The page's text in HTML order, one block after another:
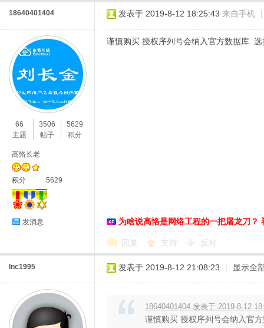
18640401404
66
主题
3506
帖子
5629
积分
高恪长老
积分 5629
发消息
发表于 2019-8-12 18:25:43 来自手机 |
谨慎购买 授权序列号会纳入官方数据库
为啥说高恪是网络工程的一把屠龙刀？
回复 支持 反对
lnc1995 发表于 2019-8-12 21:08:23 | 显示全
18640401404 发表于 2019-8-12
谨慎购买 授权序列号会纳入官